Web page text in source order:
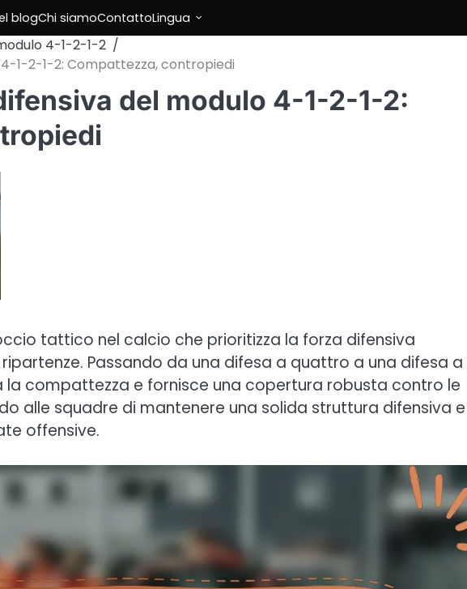
blogChi siamoContattoLingua
4-1-2-1-2
1-2-1-2: Compattezza, contropiedi
del modulo 4-1-2-1-2:
tattico nel calcio che prioritizza la forza difensiva
Passando da una difesa a quattro a una difesa a
la compattezza e fornisce una copertura robusta contro le
alle squadre di mantenere una solida struttura difensiva
offensive.